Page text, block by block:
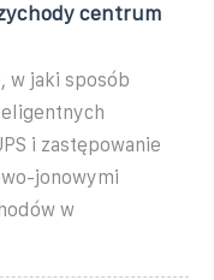
centrum
w jaki sposób
i zastępowanie
jonowymi
w